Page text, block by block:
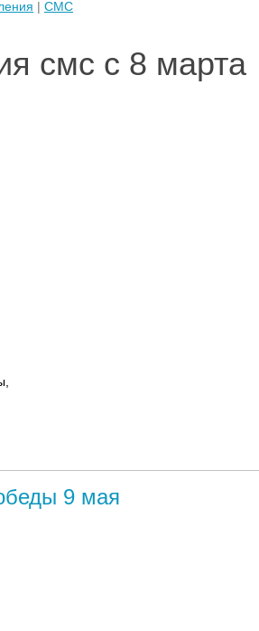
| СМС
смс с 8 марта
9 мая